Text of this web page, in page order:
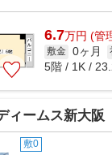
6.7万円 (管
敷金 0ヶ月
5階 / 1K /
ィームス新大阪
敷0